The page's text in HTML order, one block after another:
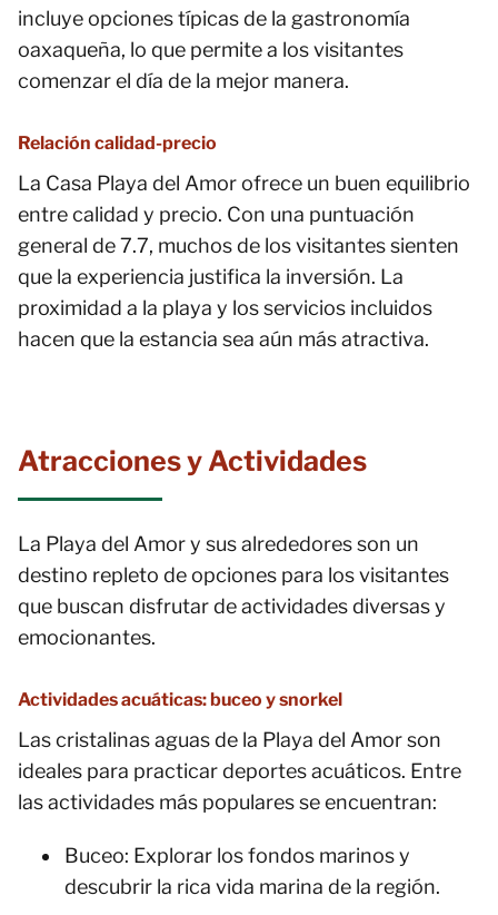
incluye opciones típicas de la gastronomía
oaxaqueña, lo que permite a los visitantes
comenzar el día de la mejor manera.
Relación calidad-precio
La Casa Playa del Amor ofrece un buen equilibrio
entre calidad y precio. Con una puntuación
general de 7.7, muchos de los visitantes sienten
que la experiencia justifica la inversión. La
proximidad a la playa y los servicios incluidos
hacen que la estancia sea aún más atractiva.
Atracciones y Actividades
La Playa del Amor y sus alrededores son un
destino repleto de opciones para los visitantes
que buscan disfrutar de actividades diversas y
emocionantes.
Actividades acuáticas: buceo y snorkel
Las cristalinas aguas de la Playa del Amor son
ideales para practicar deportes acuáticos. Entre
las actividades más populares se encuentran:
Buceo: Explorar los fondos marinos y
descubrir la rica vida marina de la región.